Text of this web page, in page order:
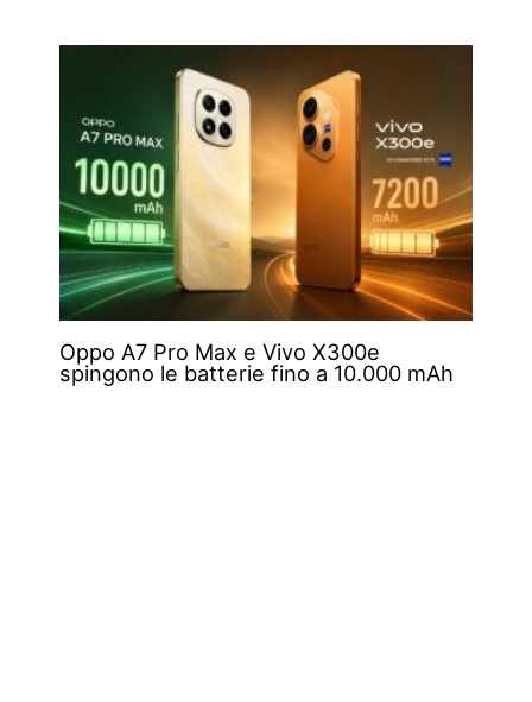
Oppo A7 Pro Max e Vivo X300e
spingono le batterie fino a 10.000 mAh